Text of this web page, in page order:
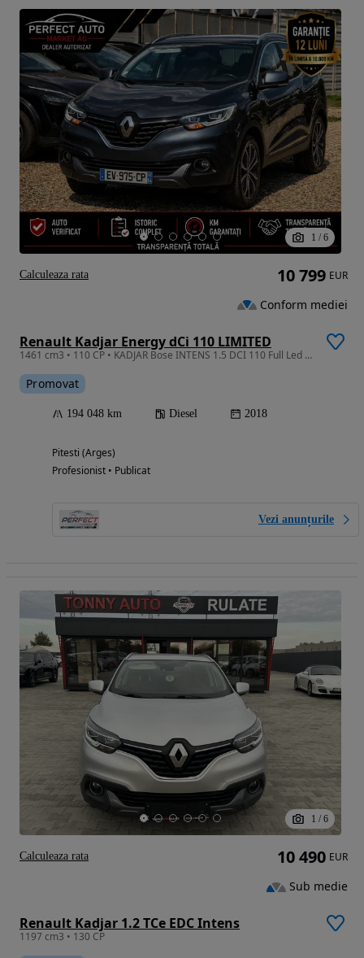
1 / 6
Renault Kadjar Energy dCi 110 LIMITED
1461 cm3 • 110 CP • KADJAR Bose INTENS 1.5 DCI 110 Full Led Piele Euro6
Promovat
194 048 km Diesel 2018
Pitesti (Arges)
Profesionist • Publicat
Vezi anunțurile
10 799 EUR
Conform mediei
Calculeaza rata
1 / 6
Renault Kadjar 1.2 TCe EDC Intens
1197 cm3 • 130 CP
10 490 EUR
Sub medie
Calculeaza rata